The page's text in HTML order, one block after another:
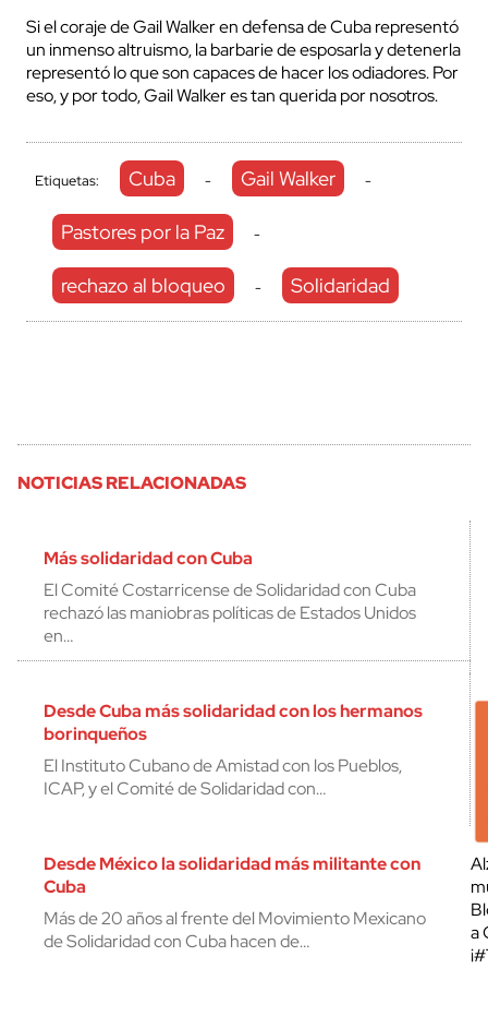
Si el coraje de Gail Walker en defensa de Cuba representó
un inmenso altruismo, la barbarie de esposarla y detenerla
representó lo que son capaces de hacer los odiadores. Por
eso, y por todo, Gail Walker es tan querida por nosotros.
Etiquetas: Cuba - Gail Walker -
Pastores por la Paz -
rechazo al bloqueo - Solidaridad
NOTICIAS RELACIONADAS
Más solidaridad con Cuba
El Comité Costarricense de Solidaridad con Cuba
rechazó las maniobras políticas de Estados Unidos
en…
Desde Cuba más solidaridad con los hermanos
borinqueños
El Instituto Cubano de Amistad con los Pueblos,
ICAP, y el Comité de Solidaridad con…
Desde México la solidaridad más militante con
Cuba
Más de 20 años al frente del Movimiento Mexicano
de Solidaridad con Cuba hacen de…
a